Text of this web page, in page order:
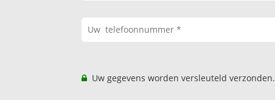
Uw gegevens worden versleuteld verzonden.